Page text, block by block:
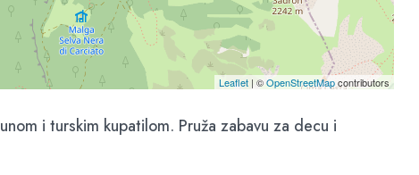
Leaflet| ©OpenStreetMapcontributors
i turskim kupatilom. Pruža zabavu za decu i